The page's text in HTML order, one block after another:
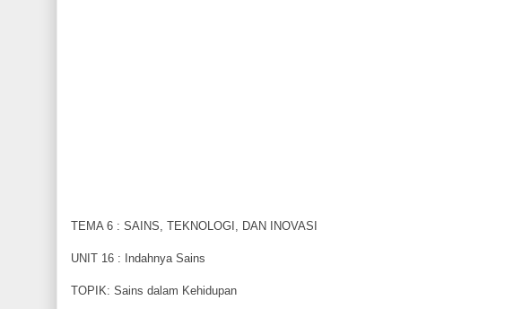
TEMA 6 : SAINS, TEKNOLOGI, DAN INOVASI
UNIT 16 : Indahnya Sains
TOPIK: Sains dalam Kehidupan